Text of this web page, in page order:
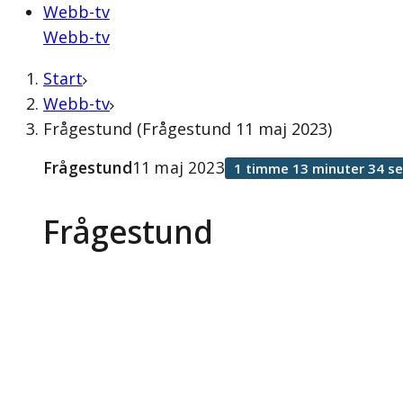
Webb-tv
Webb-tv
Start
Webb-tv
Frågestund (Frågestund 11 maj 2023)
Frågestund
Frågestund11 maj 2023 1 timme 13 minuter 34